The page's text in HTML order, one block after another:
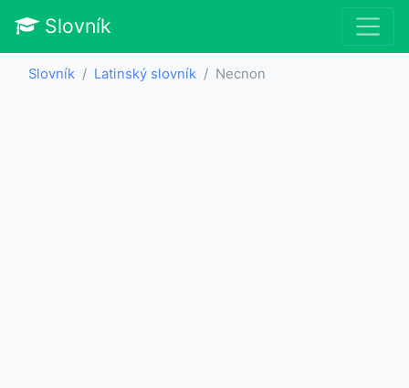
Slovník
Slovník Latinský slovník Necnon